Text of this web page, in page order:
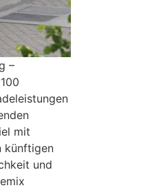
–
mit
künftigen
und